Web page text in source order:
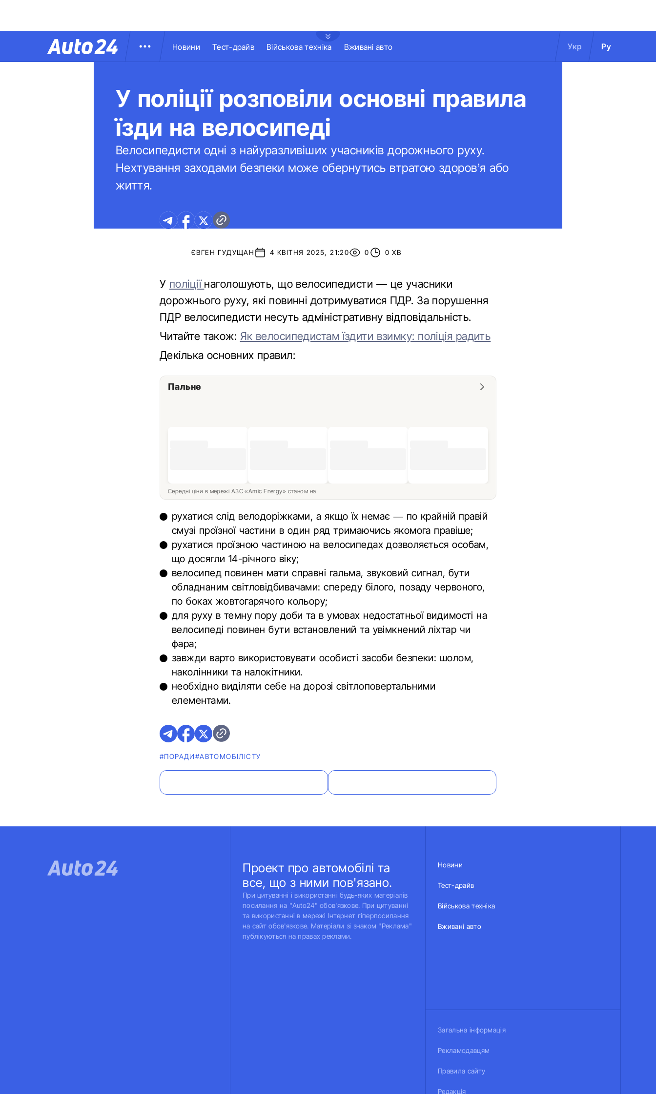
Новини Тест-драйв Військова техніка Вживані авто Укр Ру
У поліції розповіли основні правила
їзди на велосипеді
Велосипедисти одні з найуразливіших учасників дорожнього руху.
Нехтування заходами безпеки може обернутись втратою здоров’я або
життя.
ЄВГЕН ГУДУЩАН 4 КВІТНЯ 2025, 21:20 0 0 ХВ
У поліціїнаголошують, що велосипедисти — це учасники
дорожнього руху, які повинні дотримуватися ПДР. За порушення
ПДР велосипедисти несуть адміністративну відповідальність.
Читайте також: Як велосипедистам їздити взимку: поліція радить
Декілька основних правил:
Пальне
Середні ціни в мережі АЗС «Amic Energy» станом на
рухатися слід велодоріжками, а якщо їх немає — по крайній правій
смузі проїзної частини в один ряд тримаючись якомога правіше;
рухатися проїзною частиною на велосипедах дозволяється особам,
що досягли 14-річного віку;
велосипед повинен мати справні гальма, звуковий сигнал, бути
обладнаним світловідбивачами: спереду білого, позаду червоного,
по боках жовтогарячого кольору;
для руху в темну пору доби та в умовах недостатньої видимості на
велосипеді повинен бути встановлений та увімкнений ліхтар чи
фара;
завжди варто використовувати особисті засоби безпеки: шолом,
наколінники та налокітники.
необхідно виділяти себе на дорозі світлоповертальними
елементами.
#ПОРАДИ#АВТОМОБІЛІСТУ
Проект про автомобілі та
все, що з ними пов'язано.
При цитуванні і використанні будь-яких матеріалів
посилання на "Auto24" обов'язкове. При цитуванні
та використанні в мережі Інтернет гіперпосилання
на сайт обов'язкове. Матеріали зі знаком "Реклама"
публікуються на правах реклами.
Новини
Тест-драйв
Військова техніка
Вживані авто
Загальна інформація
Рекламодавцям
Правила сайту
Редакція